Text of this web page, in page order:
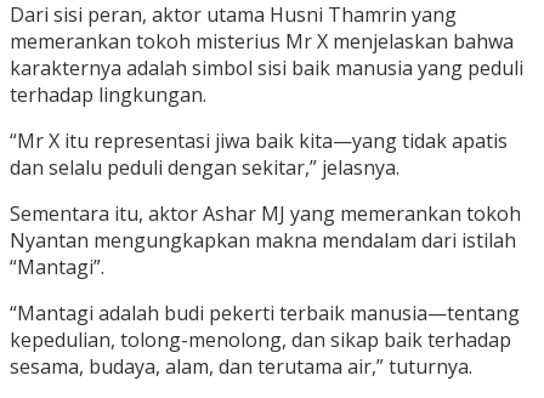
Dari sisi peran, aktor utama Husni Thamrin yang
memerankan tokoh misterius Mr X menjelaskan bahwa
karakternya adalah simbol sisi baik manusia yang peduli
terhadap lingkungan.
“Mr X itu representasi jiwa baik kita—yang tidak apatis
dan selalu peduli dengan sekitar,” jelasnya.
Sementara itu, aktor Ashar MJ yang memerankan tokoh
Nyantan mengungkapkan makna mendalam dari istilah
“Mantagi”.
“Mantagi adalah budi pekerti terbaik manusia—tentang
kepedulian, tolong-menolong, dan sikap baik terhadap
sesama, budaya, alam, dan terutama air,” tuturnya.